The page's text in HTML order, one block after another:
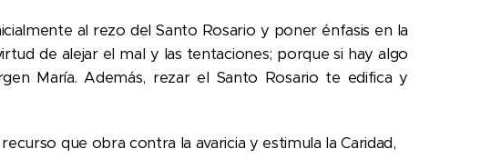
al rezo del Santo Rosario y poner énfasis en la
de alejar el mal y las tentaciones; porque si hay algo
María. Además, rezar el Santo Rosario te edifica y
que obra contra la avaricia y estimula la Caridad,